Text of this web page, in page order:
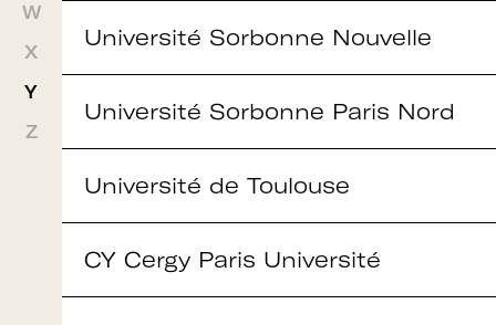
d'adhésion
Adhérer à Art + Université + Culture,
c’est :
W
X
Y
Z
Université Sorbonne Nouvelle
Université Sorbonne Paris Nord
Université de Toulouse
CY Cergy Paris Université